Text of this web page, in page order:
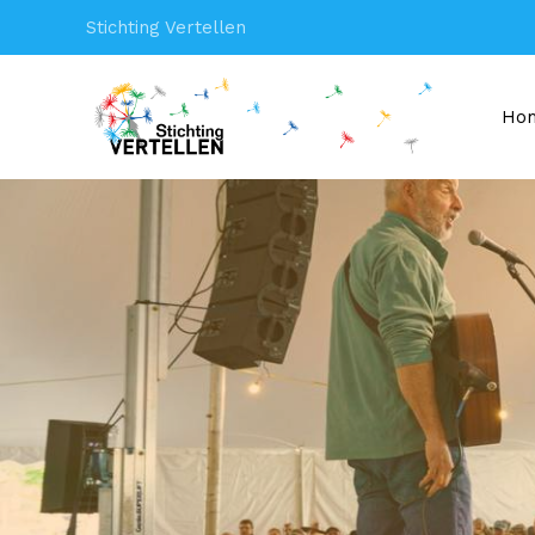
Stichting Vertellen